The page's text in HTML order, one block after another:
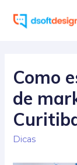
para
Como
de
Dicas